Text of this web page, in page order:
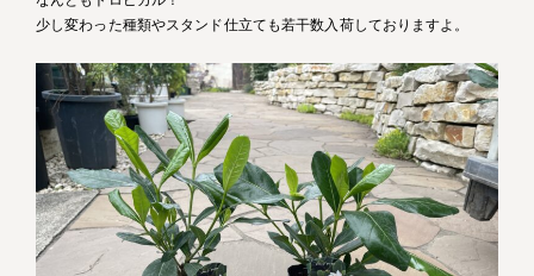
少し変わった種類やスタンド仕立ても若干数入荷しておりますよ。